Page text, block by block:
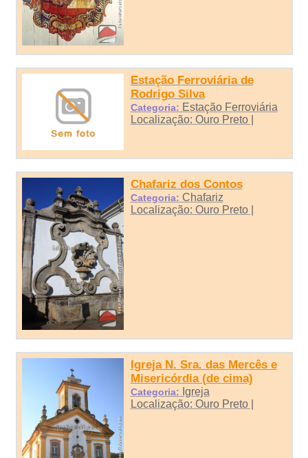
Estação Ferroviária de
Rodrigo Silva
Categoria: Estação Ferroviária
Localização: Ouro Preto |
Chafariz dos Contos
Categoria: Chafariz
Localização: Ouro Preto |
Igreja N. Sra. das Mercês e
Misericórdia (de cima)
Categoria: Igreja
Localização: Ouro Preto |